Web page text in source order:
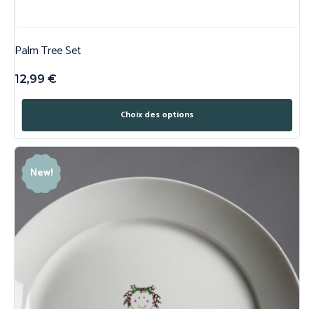
Palm Tree Set
12,99 €
Choix des options
New!